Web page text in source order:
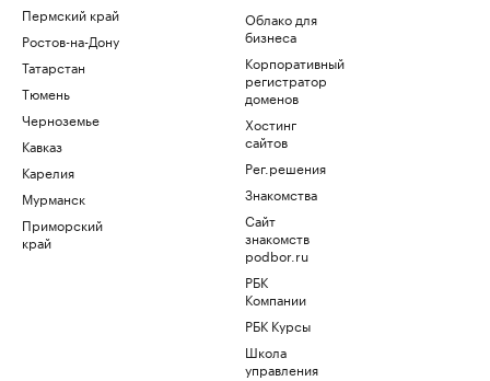
Пермский край
Ростов-на-Дону
Татарстан
Тюмень
Черноземье
Кавказ
Карелия
Мурманск
Приморский
край
Облако для
бизнеса
Корпоративный
регистратор
доменов
Хостинг
сайтов
Рег.решения
Знакомства
Сайт
знакомств
podbor.ru
РБК
Компании
РБК Курсы
Школа
управления